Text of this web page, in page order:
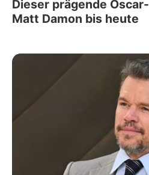
Dieser prägende
Matt Damon bis heute